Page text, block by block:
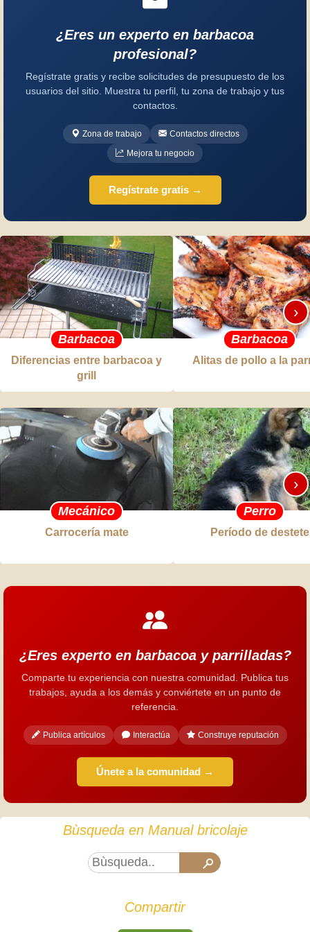
¿Eres un experto en barbacoa
profesional?
Regístrate gratis y recibe solicitudes de presupuesto de los
usuarios del sitio. Muestra tu perfil, tu zona de trabajo y tus
contactos.
Zona de trabajo
Contactos directos
Mejora tu negocio
Regístrate gratis →
Barbacoa
Diferencias entre barbacoa y
grill
Barbacoa
Alitas de pollo a la
›
Mecánico
Carrocería mate
Perro
Período de destete
›
¿Eres experto en barbacoa y parrilladas?
Comparte tu experiencia con nuestra comunidad. Publica tus
trabajos, ayuda a los demás y conviértete en un punto de
referencia.
Publica artículos Interactúa Construye reputación
Únete a la comunidad →
Bùsqueda en Manual bricolaje
Compartir